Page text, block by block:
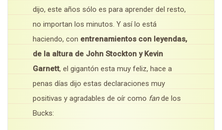
dijo, este años sólo es para aprender del resto,
no importan los minutos. Y así lo está
haciendo, con entrenamientos con leyendas,
de la altura de John Stockton y Kevin
Garnett, el gigantón esta muy feliz, hace a
penas días dijo estas declaraciones muy
positivas y agradables de oír como fande los
Bucks: